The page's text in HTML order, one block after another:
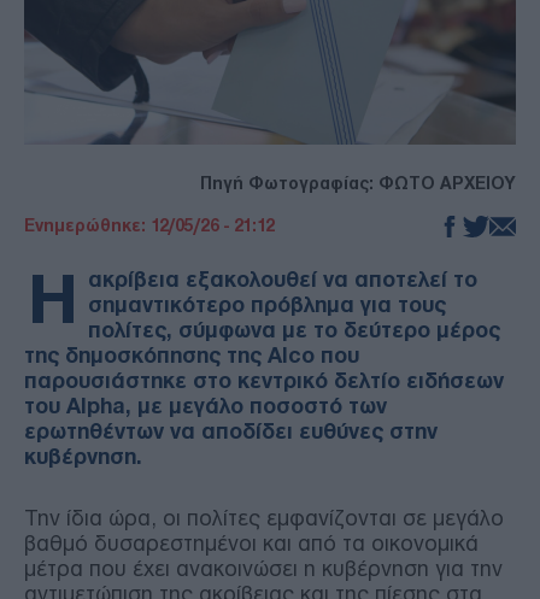
Πηγή Φωτογραφίας: ΦΩΤΟ ΑΡΧΕΙΟΥ
Ενημερώθηκε: 12/05/26 - 21:12
Η
ακρίβεια εξακολουθεί να αποτελεί το
σημαντικότερο πρόβλημα για τους
πολίτες, σύμφωνα με το δεύτερο μέρος
της δημοσκόπησης της Alco που
παρουσιάστηκε στο κεντρικό δελτίο ειδήσεων
του Alpha, με μεγάλο ποσοστό των
ερωτηθέντων να αποδίδει ευθύνες στην
κυβέρνηση.
Την ίδια ώρα, οι πολίτες εμφανίζονται σε μεγάλο
βαθμό δυσαρεστημένοι και από τα οικονομικά
μέτρα που έχει ανακοινώσει η κυβέρνηση για την
αντιμετώπιση της ακρίβειας και της πίεσης στα